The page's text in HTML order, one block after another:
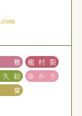
雅
龍村裂
絵
ゆかり
宴